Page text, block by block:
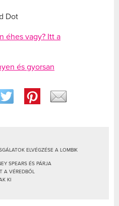
Dot
éhes vagy? Itt a
és gyorsan
ELVÉGZÉSE A LOMBIK
SPEARS ÉS PÁRJA
A VÉREDBŐL
KI